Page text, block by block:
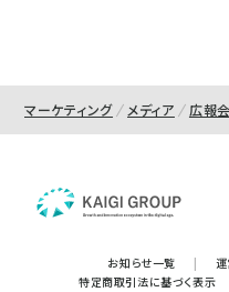
マーケティング メディア 広報
お知らせ一覧 |
特定商取引法に基づく表示